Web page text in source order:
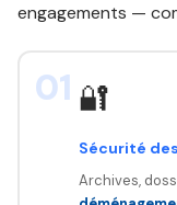
engagements —
01 🔐
Sécurité
Archives,